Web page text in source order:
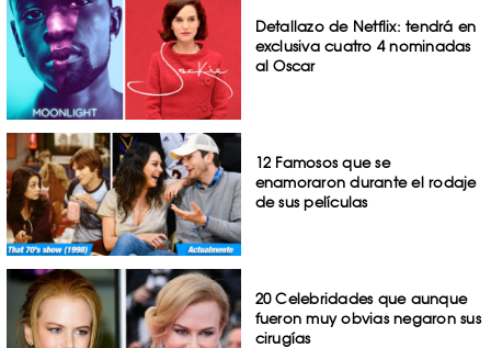
Detallazo de Netflix: tendrá en
exclusiva cuatro 4 nominadas
al Oscar
12 Famosos que se
enamoraron durante el rodaje
de sus películas
20 Celebridades que aunque
fueron muy obvias negaron sus
cirugías